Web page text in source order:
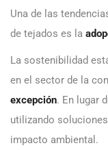
Una de las
de tejados es la
La sostenibilidad
en el sector de la
excepción. En lugar
utilizando
impacto ambiental.